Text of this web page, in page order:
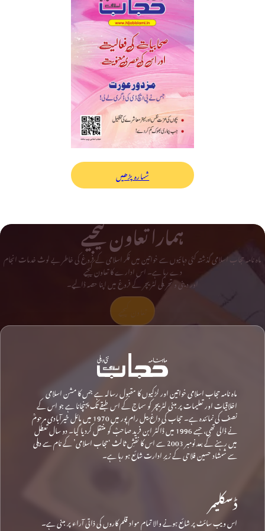
شمارہ پڑھیں
ہمارا تعاون کیجیے
ماہ نامہ حجاب اسلامی گذشتہ کئی دہائیوں سے خواتین میں فکر اسلامی کے فروغ کی خاطر بے لوث خدمات انجام
دے رہا ہے۔ اس ادارے کا تعاون کیجیے
اور دینی و تحریکی لٹریچر کے فروغ میں اپنا حصہ ڈالیے۔
ماہ نامہ حجاب اسلامی خواتین اور لڑکیوں کا مقبول رسالہ ہے جس کا مشن اسلامی
اخلاقیات اور تعلیمات پر مبنی لٹریچر کو سماج کے اس طبقے تک پہنچانا ہے جو اس کے
نصف کی نمائندہ ہے۔ حجاب کی داغ بیل رام پور میں 1970 میں مائل خیرآبادی مرحومؒ
نے ڈالی تھی، جسے 1996 میں ڈاکٹر ابن فرید صاحبؒ کو منتقل کردیا گیا۔ دو سال تعطل
میں رہنے کے بعد نومبر 2003 سے اس کا نقشِ ثالث ‘حجاب اسلامی’ کے نام سے دہلی
سے شمشاد حسین فلاحی کے زیرِ ادارت شائع ہو رہا ہے۔
ڈسکلیمر
اس ویب سائٹ پر شائع ہونے والا تمام مواد قلم کاروں کی ذاتی آراء پر مبنی ہے۔